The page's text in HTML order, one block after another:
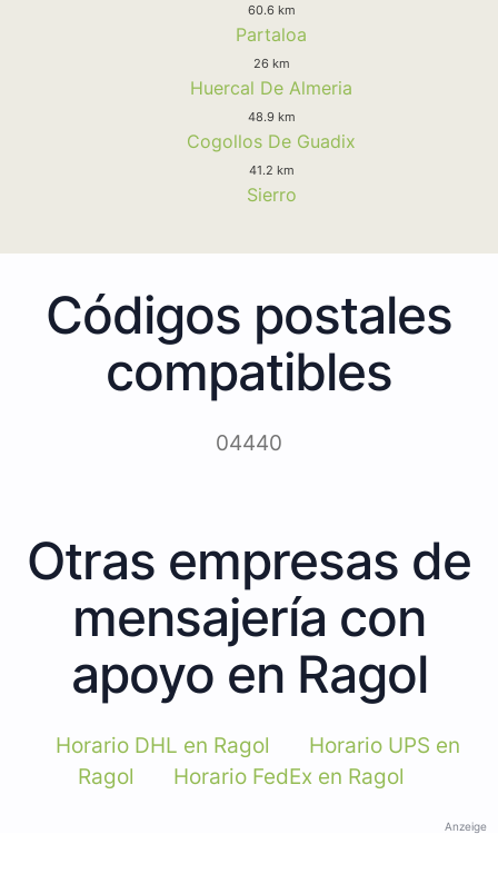
60.6 km
Partaloa
26 km
Huercal De Almeria
48.9 km
Cogollos De Guadix
41.2 km
Sierro
Códigos postales
compatibles
04440
Otras empresas de
mensajería con
apoyo en Ragol
Horario DHL en Ragol
Horario UPS en
Ragol
Horario FedEx en Ragol
Anzeige